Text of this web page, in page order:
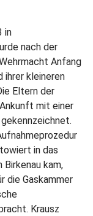
in
nach der
Anfang
ihrer kleineren
Eltern der
mit einer
in das
Birkenau kam,
die Gaskammer
Krausz